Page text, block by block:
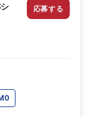
ー部門、開発
携・調整 ・シ
ドキュメント作
クション管理
応募する